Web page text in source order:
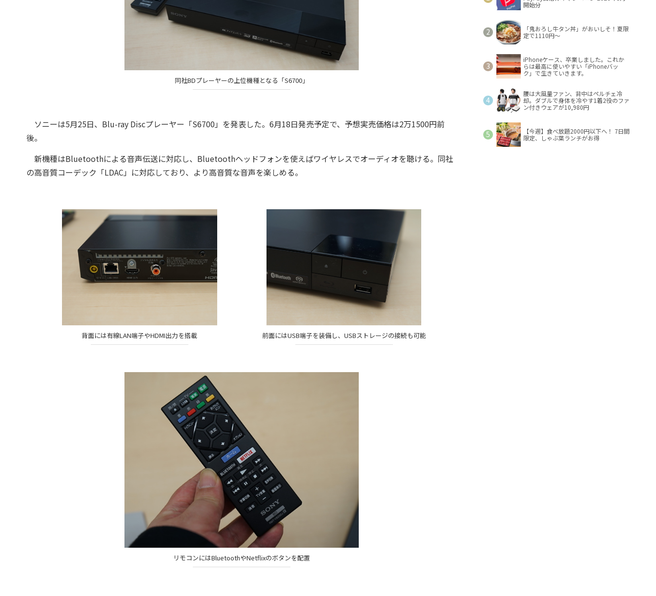
同社BDプレーヤーの上位機種となる「S6700」
ソニーは5月25日、Blu-ray Discプレーヤー「S6700」を発表した。6月18日発売予定で、予想実売価格は2万1500円前
後。
新機種はBluetoothによる音声伝送に対応し、Bluetoothヘッドフォンを使えばワイヤレスでオーディオを聴ける。同社
の高音質コーデック「LDAC」に対応しており、より高音質な音声を楽しめる。
背面には有線LAN端子やHDMI出力を搭載 前面にはUSB端子を装備し、USBストレージの接続も可能
リモコンにはBluetoothやNetflixのボタンを配置
開始分
「鬼おろし牛タン丼」がおいしそ！夏限
定で1110円～
iPhoneケース、卒業しました。これか
らは最高に使いやすい「iPhoneバッ
ク」で生きていきます。
腰は大風量ファン、背中はペルチェ冷
却。ダブルで身体を冷やす1着2役のファ
ン付きウェアが10,980円
【今週】食べ放題2000円以下へ！ 7日間
限定、しゃぶ葉ランチがお得